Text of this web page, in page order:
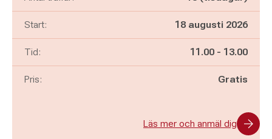
Start: 18 augusti 2026
Tid: Pågår mellan
11.00 - och
13.00
Pris: Gratis
Läs mer och anmäl dig